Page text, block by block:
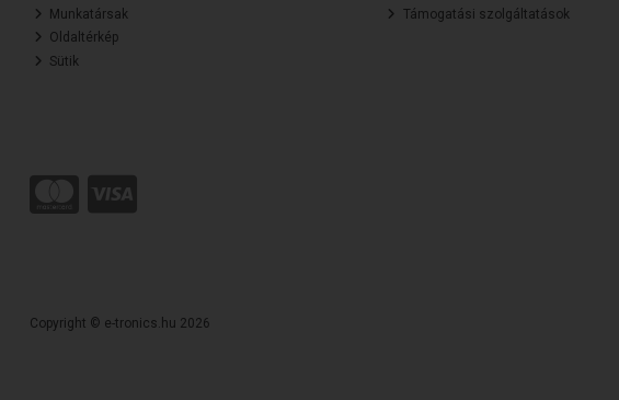
Munkatársak
Oldaltérkép
Sütik
Támogatási szolgáltatások
Copyright © e-tronics.hu 2026